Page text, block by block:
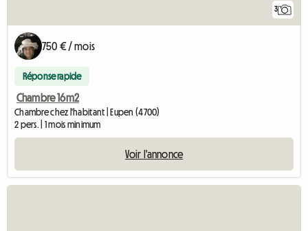
3
750 € / mois
Réponse rapide
Chambre 16m2
Chambre chez l'habitant | Eupen (4700)
2 pers. | 1 mois minimum
Voir l'annonce